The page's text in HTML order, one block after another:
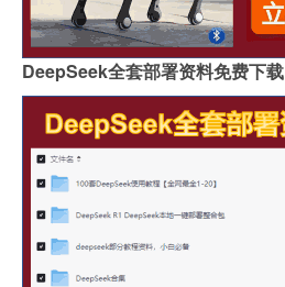
DeepSeek全套部署资料免费下载